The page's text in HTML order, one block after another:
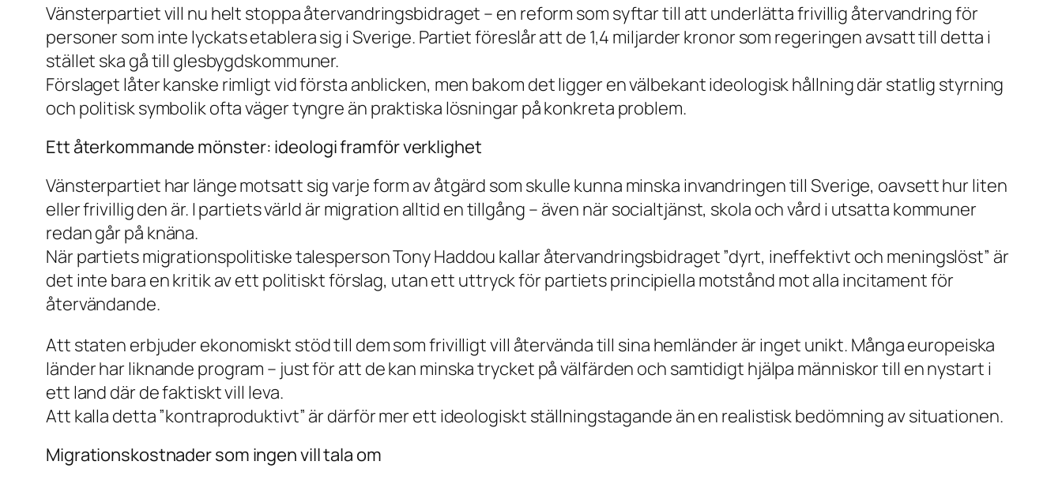
Vänsterpartiet vill nu helt stoppa återvandringsbidraget – en reform som syftar till att underlätta frivillig återvandring för
personer som inte lyckats etablera sig i Sverige. Partiet föreslår att de 1,4 miljarder kronor som regeringen avsatt till detta i
stället ska gå till glesbygdskommuner.
Förslaget låter kanske rimligt vid första anblicken, men bakom det ligger en välbekant ideologisk hållning där statlig styrning
och politisk symbolik ofta väger tyngre än praktiska lösningar på konkreta problem.
Ett återkommande mönster: ideologi framför verklighet
Vänsterpartiet har länge motsatt sig varje form av åtgärd som skulle kunna minska invandringen till Sverige, oavsett hur liten
eller frivillig den är. I partiets värld är migration alltid en tillgång – även när socialtjänst, skola och vård i utsatta kommuner
redan går på knäna.
När partiets migrationspolitiske talesperson Tony Haddou kallar återvandringsbidraget ”dyrt, ineffektivt och meningslöst” är
det inte bara en kritik av ett politiskt förslag, utan ett uttryck för partiets principiella motstånd mot alla incitament för
återvändande.
Att staten erbjuder ekonomiskt stöd till dem som frivilligt vill återvända till sina hemländer är inget unikt. Många europeiska
länder har liknande program – just för att de kan minska trycket på välfärden och samtidigt hjälpa människor till en nystart i
ett land där de faktiskt vill leva.
Att kalla detta ”kontraproduktivt” är därför mer ett ideologiskt ställningstagande än en realistisk bedömning av situationen.
Migrationskostnader som ingen vill tala om